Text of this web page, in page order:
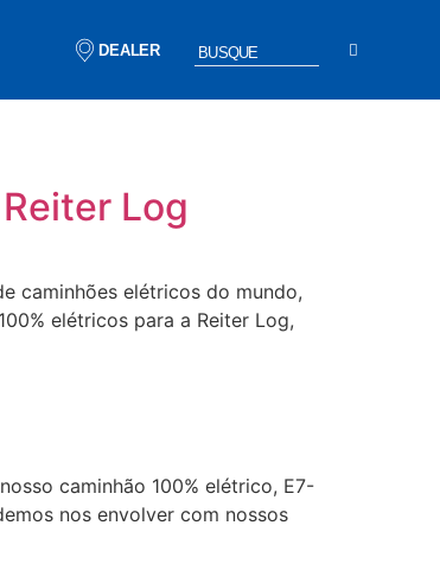
DEALER
Log
caminhões elétricos do mundo,
elétricos para a Reiter Log,
caminhão 100% elétrico, E7-
nos envolver com nossos